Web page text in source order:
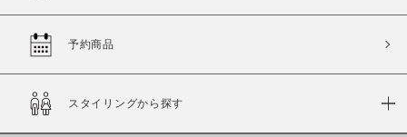
価格
～
予約商品
スタイリングから探す